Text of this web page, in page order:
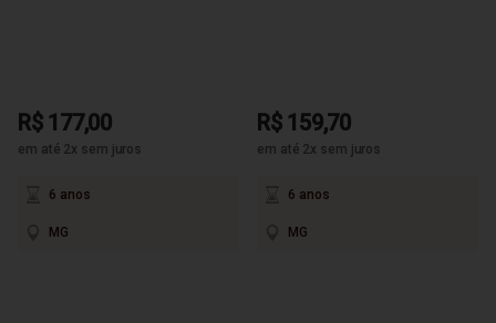
R$ 177,00
em até 2x sem juros
6 anos
MG
R$ 159,70
em até 2x sem juros
6 anos
MG